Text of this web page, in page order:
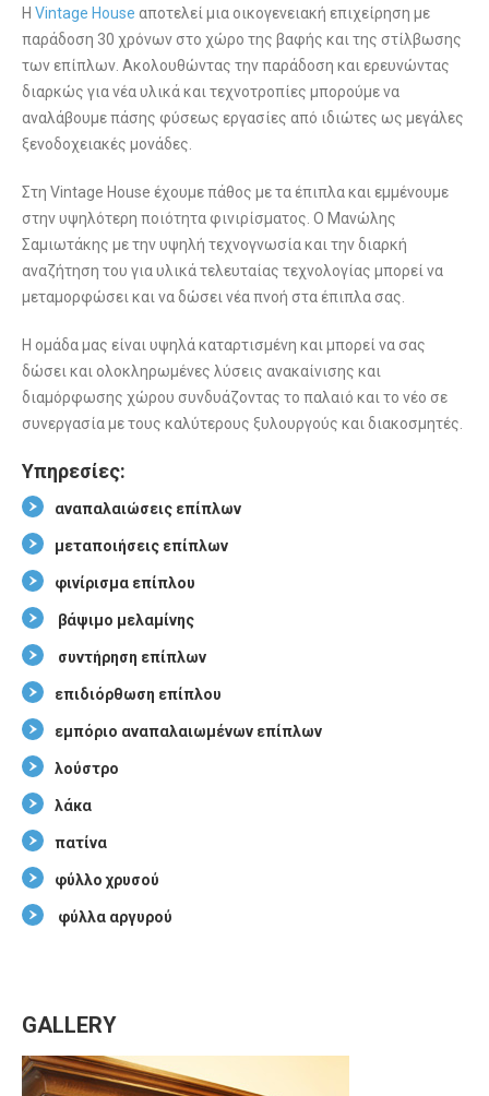
Η Vintage House αποτελεί μια οικογενειακή επιχείρηση με
παράδοση 30 χρόνων στο χώρο της βαφής και της στίλβωσης
των επίπλων. Ακολουθώντας την παράδοση και ερευνώντας
διαρκώς για νέα υλικά και τεχνοτροπίες μπορούμε να
αναλάβουμε πάσης φύσεως εργασίες από ιδιώτες ως μεγάλες
ξενοδοχειακές μονάδες.
Στη Vintage House έχουμε πάθος με τα έπιπλα και εμμένουμε
στην υψηλότερη ποιότητα φινιρίσματος. Ο Μανώλης
Σαμιωτάκης με την υψηλή τεχνογνωσία και την διαρκή
αναζήτηση του για υλικά τελευταίας τεχνολογίας μπορεί να
μεταμορφώσει και να δώσει νέα πνοή στα έπιπλα σας.
Η ομάδα μας είναι υψηλά καταρτισμένη και μπορεί να σας
δώσει και ολοκληρωμένες λύσεις ανακαίνισης και
διαμόρφωσης χώρου συνδυάζοντας το παλαιό και το νέο σε
συνεργασία με τους καλύτερους ξυλουργούς και διακοσμητές.
Υπηρεσίες:
αναπαλαιώσεις επίπλων
μεταποιήσεις επίπλων
φινίρισμα επίπλου
βάψιμο μελαμίνης
συντήρηση επίπλων
επιδιόρθωση επίπλου
εμπόριο αναπαλαιωμένων επίπλων
λούστρο
λάκα
πατίνα
φύλλο χρυσού
φύλλα αργυρού
GALLERY